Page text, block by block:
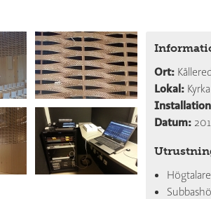
Ort:
Lokal: Kyrka
Datum: